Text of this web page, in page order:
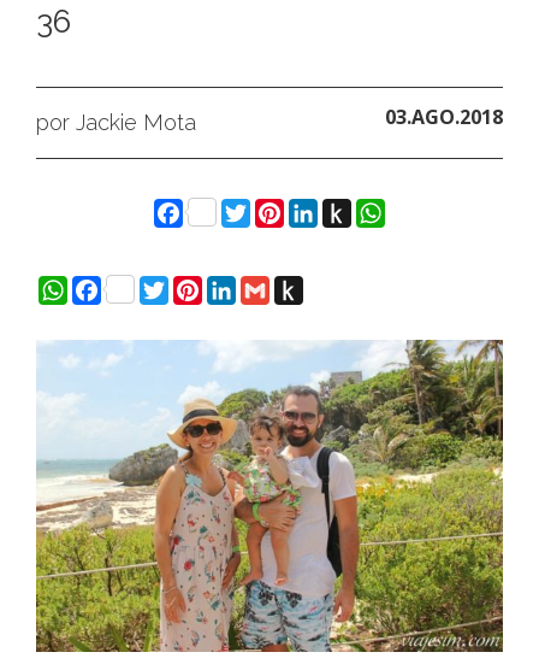
36
por Jackie Mota 03.AGO.2018
Facebook
Twitter
Pinterest
LinkedIn
Push
to
WhatsApp
WhatsApp
Facebook
Twitter
Pinterest
LinkedIn
GmailPush
Kindle